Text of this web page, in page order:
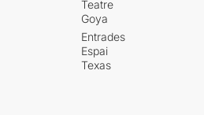
Teatre
Goya
Entrades
Espai
Texas